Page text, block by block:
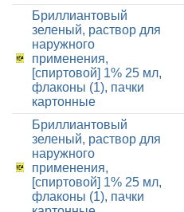
Бриллиантовый
зеленый, раствор для
наружного
применения,
[спиртовой] 1% 25 мл,
флаконы (1), пачки
картонные
Бриллиантовый
зеленый, раствор для
наружного
применения,
[спиртовой] 1% 25 мл,
флаконы (1), пачки